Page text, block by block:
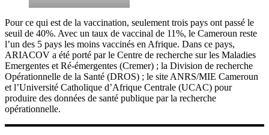
Pour ce qui est de la vaccination, seulement trois pays ont passé le
seuil de 40%. Avec un taux de vaccinal de 11%, le Cameroun reste
l’un des 5 pays les moins vaccinés en Afrique. Dans ce pays,
ARIACOV a été porté par le Centre de recherche sur les Maladies
Emergentes et Ré-émergentes (Cremer) ; la Division de recherche
Opérationnelle de la Santé (DROS) ; le site ANRS/MIE Cameroun
et l’Université Catholique d’Afrique Centrale (UCAC) pour
produire des données de santé publique par la recherche
opérationnelle.